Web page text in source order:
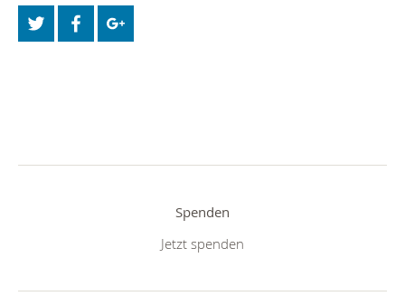
Spenden
Jetzt spenden